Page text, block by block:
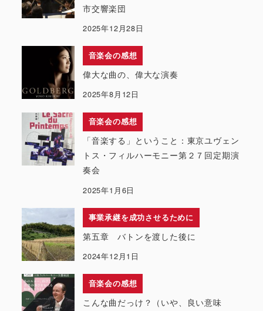
市交響楽団
2025年12月28日
音楽会の感想
偉大な曲の、偉大な演奏
2025年8月12日
音楽会の感想
「音楽する」ということ：東京ユヴェン
トス・フィルハーモニー第２７回定期演
奏会
2025年1月6日
事業承継を成功させるために
第五章 バトンを渡した後に
2024年12月1日
音楽会の感想
こんな曲だっけ？（いや、良い意味